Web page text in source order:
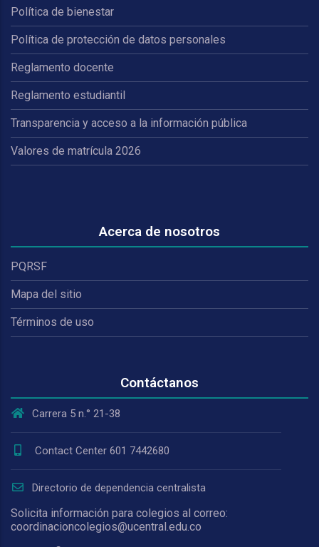
Política de bienestar
Política de protección de datos personales
Reglamento docente
Reglamento estudiantil
Transparencia y acceso a la información pública
Valores de matrícula 2026
Acerca de nosotros
PQRSF
Mapa del sitio
Términos de uso
Contáctanos
Carrera 5 n.° 21-38
Contact Center 601 7442680
Directorio de dependencia centralista
Solicita información para colegios al correo:
coordinacioncolegios@ucentral.edu.co